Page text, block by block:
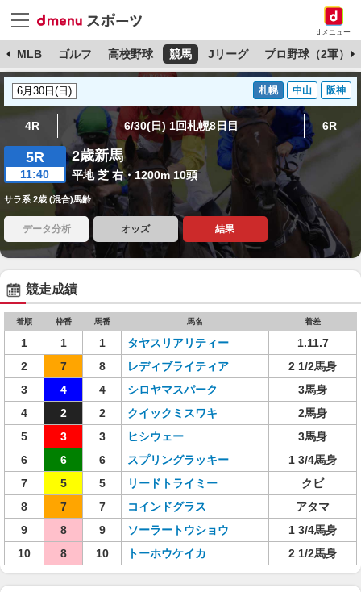
dメニュー
MLB ゴルフ 高校野球 競馬 Jリーグ プロ野球（2軍）
札幌 中山 阪神
4R 6/30(日) 1回札幌8日目 6R
5R
11:40
2歳新馬
平地 芝 右・1200m 10頭
サラ系 2歳 (混合)馬齢
データ分析 オッズ 結果
競走成績
着順 枠番 馬番 馬名 着差
1 1 1 タヤスリアリティー
1.11.7
2
7 8 レディブライティア
2 1/2馬身
3
4 4 シロヤマスパーク
3馬身
4
2 2 クイックミスワキ
2馬身
5
3 3 ヒシウェー
3馬身
6
6 6 スプリングラッキー
1 3/4馬身
7
5 5 リードトライミー
クビ
8
7 7 コインドグラス
アタマ
9
8 9 ソーラートウショウ
1 3/4馬身
10
8 10 トーホウケイカ 2 1/2馬身